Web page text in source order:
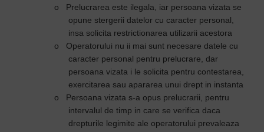
o
Prelucrarea este ilegala, iar persoana vizata se
opune stergerii datelor cu caracter personal,
insa solicita restrictionarea utilizarii acestora
o
Operatorului nu ii mai sunt necesare datele cu
caracter personal pentru prelucrare, dar
persoana vizata i le solicita pentru contestarea,
exercitarea sau apararea unui drept in instanta
o
Persoana vizata s-a opus prelucrarii, pentru
intervalul de timp in care se verifica daca
drepturile legimite ale operatorului prevaleaza